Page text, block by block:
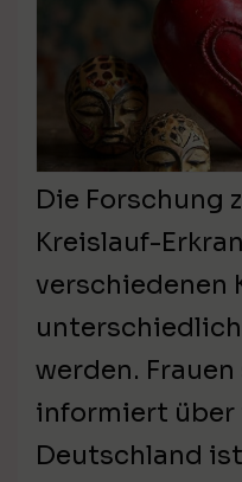
Die Forschung
Kreislauf-
verschiedenen
werden.
informiert über
Deutschland